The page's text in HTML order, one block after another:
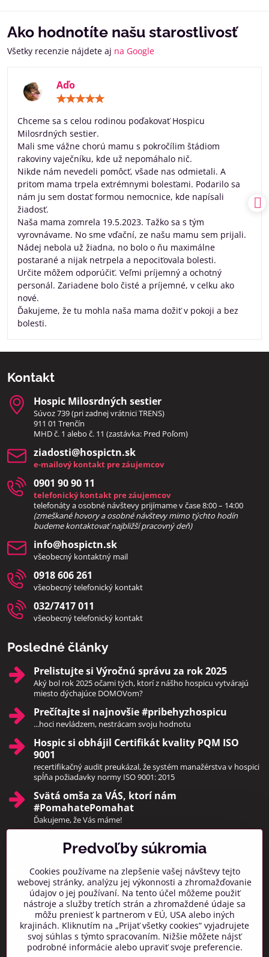
Ako hodnotíte našu starostlivosť
Všetky recenzie nájdete aj na Google
Aďo
5
Chceme sa s celou rodinou poďakovať Hospicu
Milosrdných sestier.
Mali sme vážne chorú mamu s pokročílim štádiom
rakoviny vaječníku, kde už nepomáhalo nič.
Nikde nám nevedeli pomôcť, všade nas odmietali. A
pritom mama trpela extrémnymi bolesťami. Podarilo sa
nám ju sem dostať formou nemocnice, kde napísali
žiadosť.
Naša mama zomrela 19.5.2023. Tažko sa s tým
vyrovnávame. No sme vďační, ze našu mamu sem prijali.
Nádej nebola už žiadna, no bolo o ňu maximálne
postarané a nijak netrpela a nepociťovala bolesti.
Určite môžem odporúčiť. Veľmi príjemný a ochotný
personál. Zariadene bolo čisté a príjemné, v celku ako
nové.
Ďakujeme, že tu mohla naša mama dožiť v pokoji a bez
bolesti.
Kontakt
Hospic Milosrdných sestier
Súvoz 739 (pri zadnej vrátnici TRENS)
911 01 Trenčín
MHD č. 1 alebo č. 11 (zastávka: Pred Poľom)
ziadosti​@hospictn​.sk
e-mailový kontakt pre záujemcov
0901 90 90 11
telefonický kontakt pre záujemcov
telefonáty a osobné návštevy prijímame v čase 8:00 – 14:00
(zmeškané hovory a osobné návštevy mimo týchto hodín
budeme kontaktovať najbližší pracovný deň)
info​@hospictn​.sk
všeobecný kontaktný mail
0918 606 261
všeobecný telefonický kontakt
032/7417 011
všeobecný telefonický kontakt
Posledné články
Prelistujte si Výročnú správu za rok 2025
Aký bol rok 2025 očami tých, ktorí z nášho hospicu vytvárajú
miesto dýchajúce DOMOVom?
Prečítajte si najnovšie #pribehyzhospicu
...hoci nevládzem, nestrácam svoju hodnotu
Hospic si obhájil Certifikát kvality PQM ISO
9001
recertifikačný audit preukázal, že systém manažérstva v hospici
spĺňa požiadavky normy ISO 9001: 2015
Svätá omša za VÁS, ktorí nám
#PomahatePomahat
Ďakujeme, že Vás máme!
Pridajte sa k nám
Facebook Instagram
Prihlásiť na odber noviniek
Predvoľby súkromia
Cookies používame na zlepšenie vašej návštevy tejto
webovej stránky, analýzu jej výkonnosti a zhromažďovanie
údajov o jej používaní. Na tento účel môžeme použiť
nástroje a služby tretích strán a zhromaždené údaje sa
môžu preniesť k partnerom v EÚ, USA alebo iných
krajinách. Kliknutím na „Prijať všetky cookies“ vyjadrujete
svoj súhlas s týmto spracovaním. Nižšie môžete nájsť
podrobné informácie alebo upraviť svoje preferencie.